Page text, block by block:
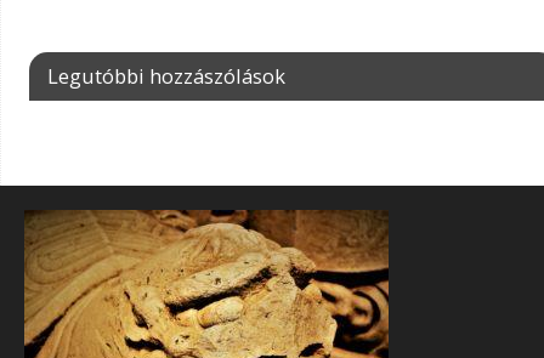
Legutóbbi hozzászólások